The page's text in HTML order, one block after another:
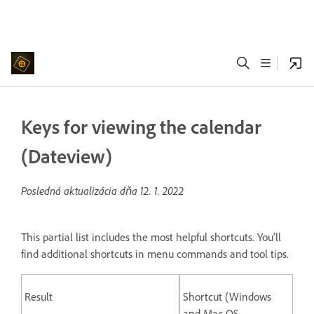
Keys for viewing the calendar
(Dateview)
Posledná aktualizácia dňa 12. 1. 2022
This partial list includes the most helpful shortcuts. You'll
find additional shortcuts in menu commands and tool tips.
Result
Shortcut (Windows